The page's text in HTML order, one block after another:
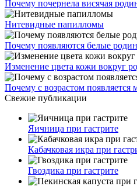
Почему почернела висячая
Нитевидные папилломы
Почему появляются белые
Изменение цвета кожи вокруг
Почему с возрастом появляется
Свежие публикации
Яичница при гастрите
Кабачковая икра при
Гвоздика при гастрите